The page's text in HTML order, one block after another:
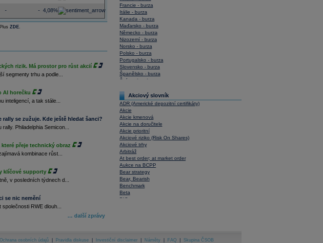
- - 4,08%
ZDE.
rizik. Má prostor pro růst akcií
segmenty trhu a podle...
AI horečku
inteligencí, a tak stále...
se zužuje. Kde ještě hledat šanci?
Philadelphia Semicon...
přeje technický obraz
kombinace růst...
klíčové supporty
v posledních týdnech d...
se nic nemění
RWE dlouh...
… další zprávy
Francie - burza
Itálie - burza
Kanada - burza
Maďarsko - burza
Německo - burza
Nizozemí - burza
Norsko - burza
Polsko - burza
Portugalsko - burza
Slovensko - burza
Španělsko - burza
Švýcarsko - burza
Akciový slovník
ADR (Americké depozitní certifikáty)
Akcie
Akcie kmenová
Akcie na doručitele
Akcie prioritní
Akciové riziko (Risk On Shares)
Akciové trhy
Arbitráž
At best order; at market order
Aukce na BCPP
Bear strategy
Bear, Bearish
Benchmark
Beta
BIC
Bookbuilding
Ochrana osobních údajů Pravidla diskuse Investiční disclaimer Náměty FAQ Skupina ČSOB